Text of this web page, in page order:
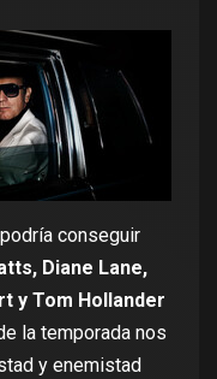
conseguir
Diane Lane,
y Tom Hollander
la temporada nos
y enemistad